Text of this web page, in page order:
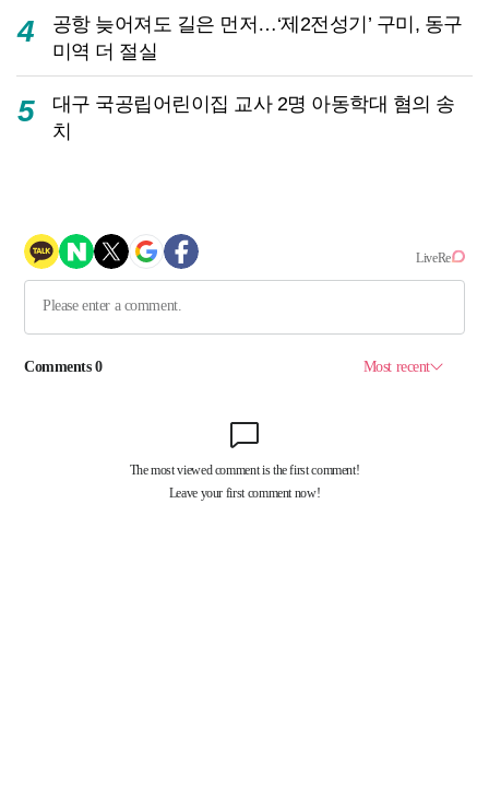
4
공항 늦어져도 길은 먼저…‘제2전성기’ 구미, 동구
미역 더 절실
5
대구 국공립어린이집 교사 2명 아동학대 혐의 송
치